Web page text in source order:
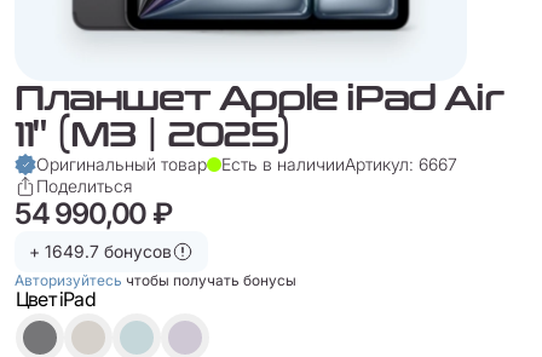
Планшет Apple iPad Air
11" (M3 | 2025)
Оригинальный товар Есть в наличииАртикул: 6667
Поделиться
54 990,00 ₽
+ 1649.7 бонусов
Авторизуйтесь чтобы получать бонусы
Цвет iPad